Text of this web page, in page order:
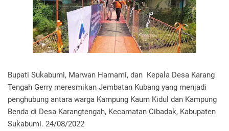
Bupati Sukabumi, Marwan Hamami, dan Kepala Desa Karang
Tengah Gerry meresmikan Jembatan Kubang yang menjadi
penghubung antara warga Kampung Kaum Kidul dan Kampung
Benda di Desa Karangtengah, Kecamatan Cibadak, Kabupaten
Sukabumi. 24/08/2022